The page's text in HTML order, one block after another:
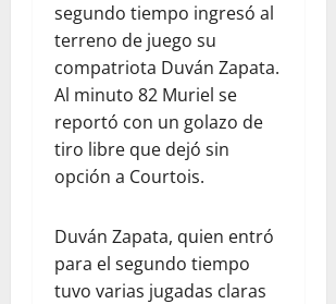
segundo tiempo ingresó al
terreno de juego su
compatriota Duván Zapata.
Al minuto 82 Muriel se
reportó con un golazo de
tiro libre que dejó sin
opción a Courtois.
Duván Zapata, quien entró
para el segundo tiempo
tuvo varias jugadas claras